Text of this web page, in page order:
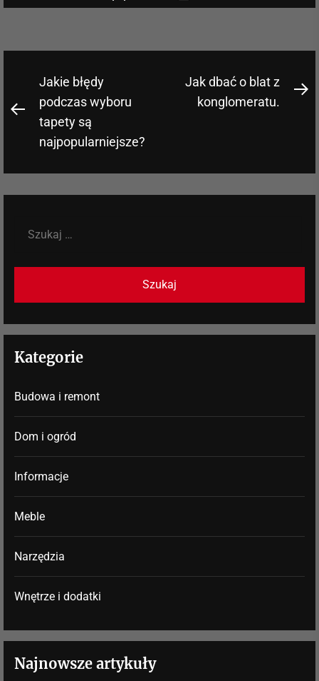
Nawigacja
wpisu
Previous
Jakie błędy
podczas wyboru
tapety są
najpopularniejsze?
Jak dbać o blat z
konglomeratu.
Kategorie
Budowa i remont
Dom i ogród
Informacje
Meble
Narzędzia
Wnętrze i dodatki
Najnowsze artykuły